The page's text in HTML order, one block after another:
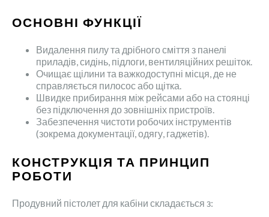
ОСНОВНІ ФУНКЦІЇ
Видалення пилу та дрібного сміття з панелі
приладів, сидінь, підлоги, вентиляційних решіток.
Очищає щілини та важкодоступні місця, де не
справляється пилосос або щітка.
Швидке прибирання між рейсами або на стоянці
без підключення до зовнішніх пристроїв.
Забезпечення чистоти робочих інструментів
(зокрема документації, одягу, гаджетів).
КОНСТРУКЦІЯ ТА ПРИНЦИП
РОБОТИ
Продувний пістолет для кабіни складається з: